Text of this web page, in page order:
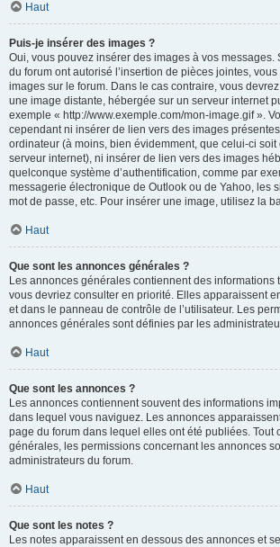
Haut
Puis-je insérer des images ?
Oui, vous pouvez insérer des images à vos messages.
du forum ont autorisé l’insertion de pièces jointes,
images sur le forum. Dans le cas contraire, vous
une image distante, hébergée sur un serveur internet
exemple « http://www.exemple.com/mon-image.gif ».
cependant ni insérer de lien vers des images
ordinateur (à moins, bien évidemment, que celui-ci soit
serveur internet), ni insérer de lien vers des images
quelconque système d’authentification, comme par
messagerie électronique de Outlook ou de Yahoo, les
mot de passe, etc. Pour insérer une image, utilisez la
Haut
Que sont les annonces générales ?
Les annonces générales contiennent des informations
vous devriez consulter en priorité. Elles apparaissent
et dans le panneau de contrôle de l’utilisateur. Les
annonces générales sont définies par les
Haut
Que sont les annonces ?
Les annonces contiennent souvent des informations
dans lequel vous naviguez. Les annonces
page du forum dans lequel elles ont été publiées. Tout
générales, les permissions concernant les annonces
administrateurs du forum.
Haut
Que sont les notes ?
Les notes apparaissent en dessous des annonces et